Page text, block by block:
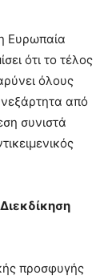
Ευρωπαία
ότι το τέλος
όλους
από
συνιστά
προσφυγής